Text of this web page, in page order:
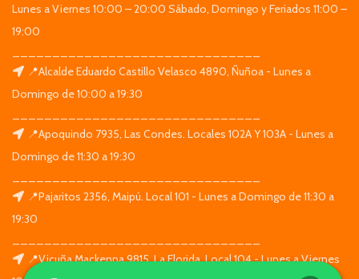
Lunes a Viernes 10:00 – 20:00 Sábado, Domingo y Feriados 11:00 –
19:00
📍Alcalde Eduardo Castillo Velasco 4890, Ñuñoa - Lunes a
Domingo de 10:00 a 19:30
📍Apoquindo 7935, Las Condes. Locales 102A Y 103A - Lunes a
Domingo de 11:30 a 19:30
📍Pajaritos 2356, Maipú. Local 101 - Lunes a Domingo de 11:30 a
19:30
📍Vicuña Mackenna 9815, La Florida. Local 104 - Lunes a Viernes